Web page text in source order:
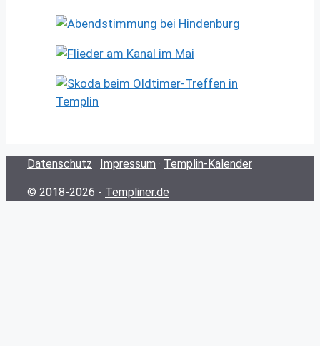
Datenschutz · Impressum · Templin-Kalender
© 2018-2026 - Templiner.de